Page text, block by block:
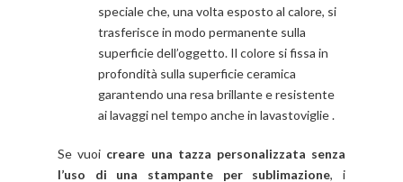
speciale che, una volta esposto al calore, si
trasferisce in modo permanente sulla
superficie dell’oggetto. Il colore si fissa in
profondità sulla superficie ceramica
garantendo una resa brillante e resistente
ai lavaggi nel tempo anche in lavastoviglie .
Se vuoi creare una tazza personalizzata senza
l’uso di una stampante per sublimazione, i